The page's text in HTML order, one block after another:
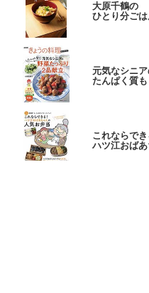
大原千鶴の
ひとり分ご
元気なシニ
たんぱく質
これならで
ハツ江おば